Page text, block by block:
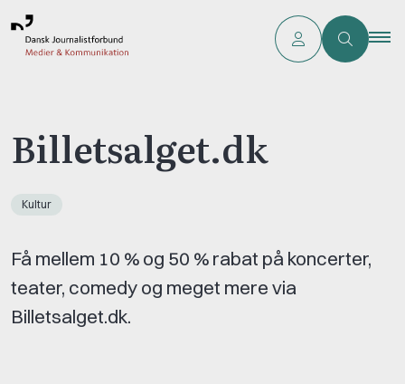
Billetsalget.dk
Kultur
Få mellem 10 % og 50 % rabat på koncerter,
teater, comedy og meget mere via
Billetsalget.dk.